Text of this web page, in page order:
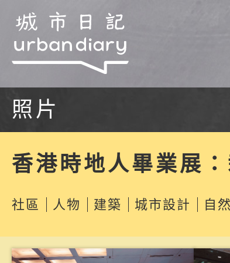
照片
香港時地人畢業展
社區 人物 建築 城市設計 自